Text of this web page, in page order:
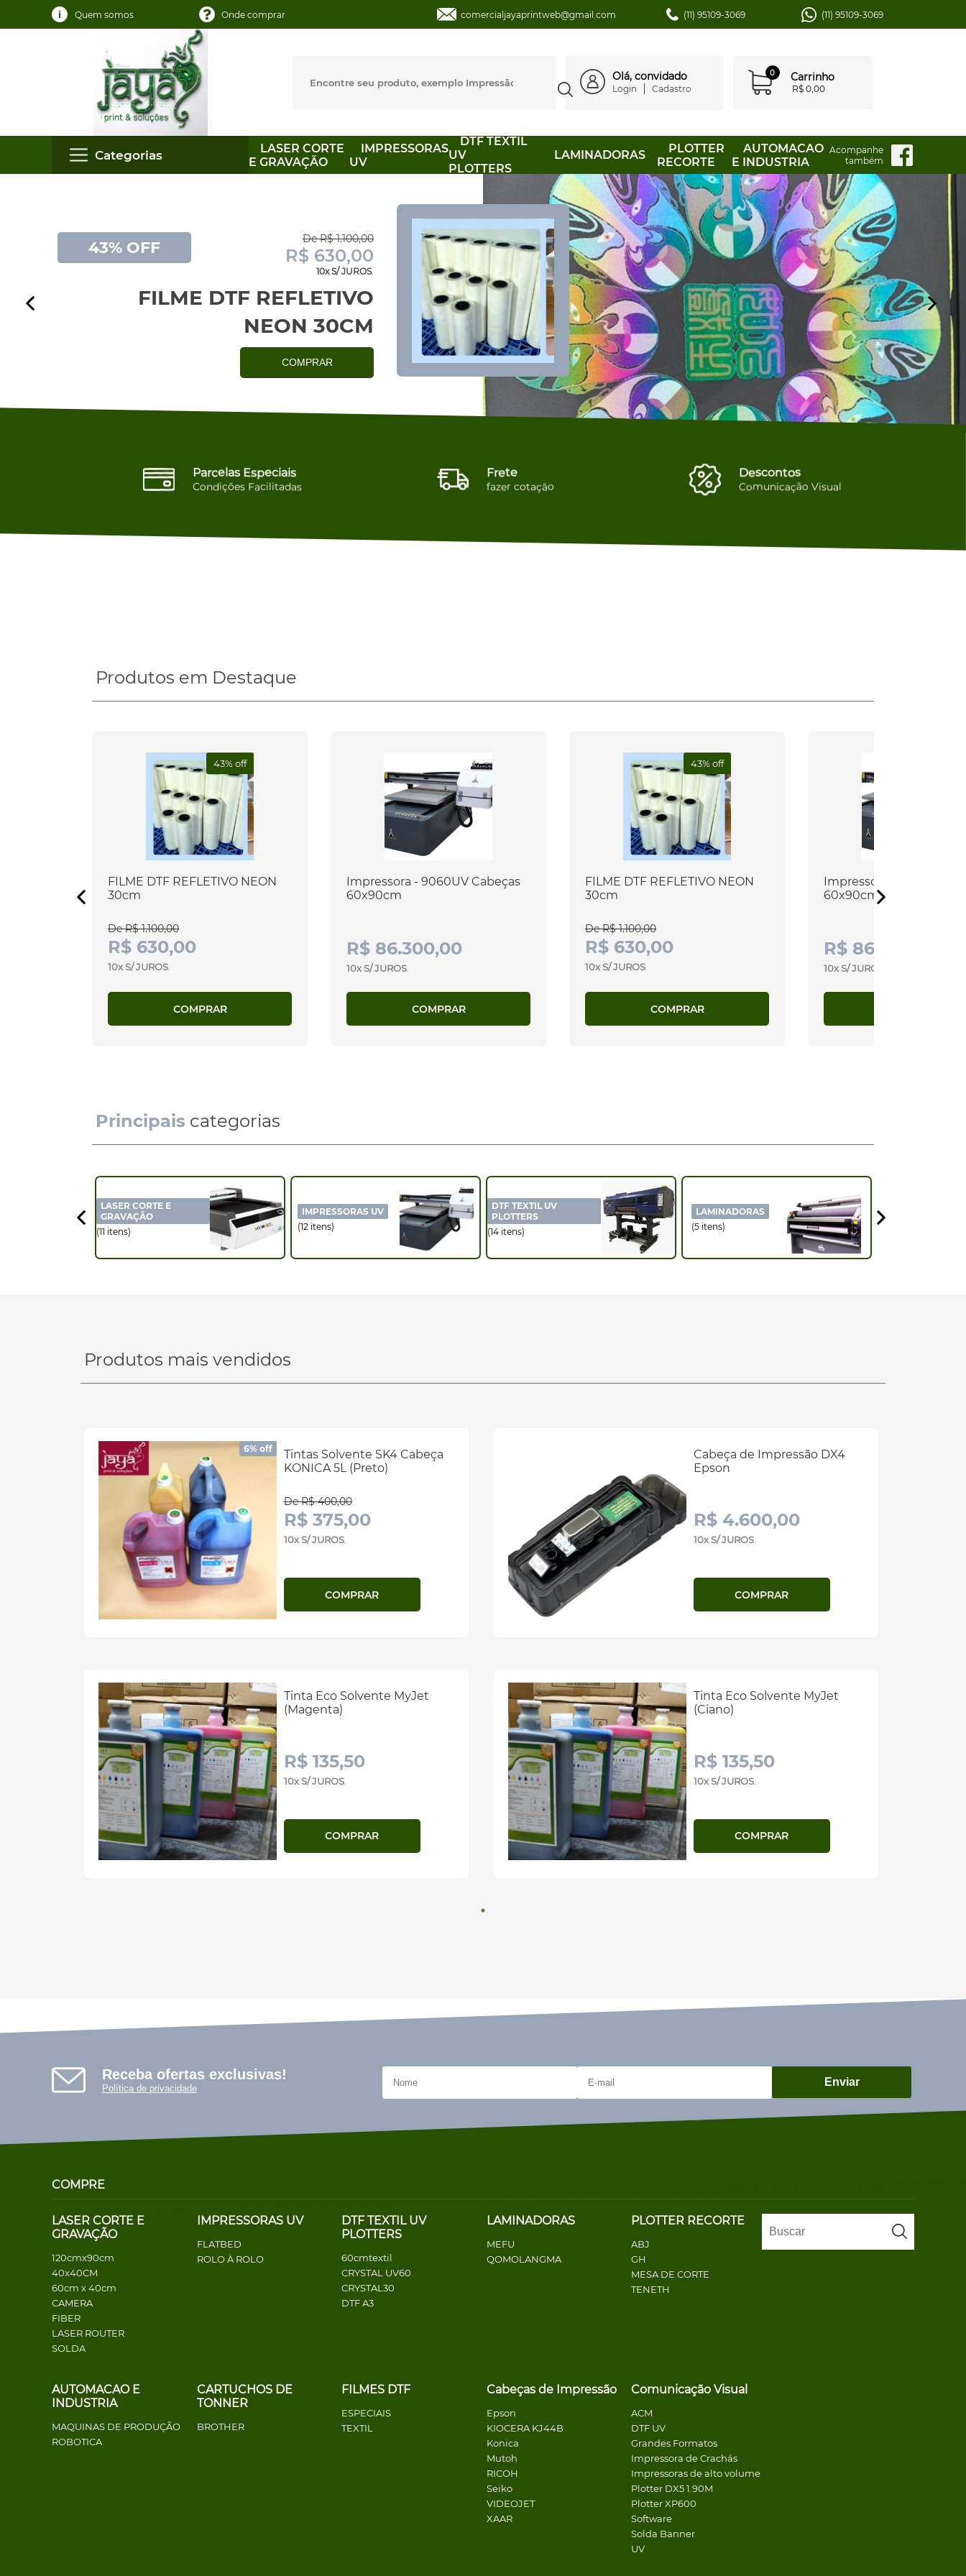
Quem somos Onde comprar comercialjayaprintweb@gmail.com (11) 95109-3069 (11) 95109-3069
Olá, convidado
Login Cadastro
0 Carrinho
R$ 0,00
Categorias
LASER CORTE
E GRAVAÇÃO
IMPRESSORAS
UV
DTF TEXTIL
UV
PLOTTERS
LAMINADORAS
PLOTTER
RECORTE
AUTOMACAO
E INDUSTRIA
Acompanhe
também
43% OFF De R$ 1.100,00
R$ 630,00
10x S/ JUROS.
FILME DTF REFLETIVO
NEON 30CM
COMPRAR
Parcelas Especiais
Condições Facilitadas
Frete
fazer cotação
Descontos
Comunicação Visual
Produtos em Destaque
43% off
FILME DTF REFLETIVO NEON
30cm
De R$ 1.100,00
R$ 630,00
10x S/ JUROS
COMPRAR
Impressora - 9060UV Cabeças
60x90cm
R$ 86.300,00
10x S/ JUROS
COMPRAR
43% off
FILME DTF REFLETIVO NEON
30cm
De R$ 1.100,00
R$ 630,00
10x S/ JUROS
COMPRAR
Impressora - 9060UV
60x90cm
R$ 86.300,00
10x S/ JUROS
Principais categorias
LASER CORTE E
GRAVAÇÃO
(11 itens)
IMPRESSORAS UV
(12 itens)
DTF TEXTIL UV
PLOTTERS
(14 itens)
LAMINADORAS
(5 itens)
Produtos mais vendidos
6% off
Tintas Solvente SK4 Cabeça
KONICA 5L (Preto)
De R$ 400,00
R$ 375,00
10x S/ JUROS.
COMPRAR
Tinta Eco Solvente MyJet
(Magenta)
R$ 135,50
10x S/ JUROS.
COMPRAR
Cabeça de Impressão DX4
Epson
R$ 4.600,00
10x S/ JUROS.
COMPRAR
Tinta Eco Solvente MyJet
(Ciano)
R$ 135,50
10x S/ JUROS.
COMPRAR
Receba ofertas exclusivas!
Política de privacidade
Enviar
COMPRE
LASER CORTE E
GRAVAÇÃO
120cmx90cm
40x40CM
60cm x 40cm
CAMERA
FIBER
LASER ROUTER
SOLDA
IMPRESSORAS UV
FLATBED
ROLO À ROLO
DTF TEXTIL UV
PLOTTERS
60cmtextil
CRYSTAL UV60
CRYSTAL30
DTF A3
LAMINADORAS
MEFU
QOMOLANGMA
PLOTTER RECORTE
ABJ
GH
MESA DE CORTE
TENETH
AUTOMACAO E
INDUSTRIA
MAQUINAS DE PRODUÇÃO
ROBOTICA
CARTUCHOS DE
TONNER
BROTHER
FILMES DTF
ESPECIAIS
TEXTIL
Cabeças de Impressão
Epson
KIOCERA KJ44B
Konica
Mutoh
RICOH
Seiko
VIDEOJET
XAAR
Comunicação Visual
ACM
DTF UV
Grandes Formatos
Impressora de Crachás
Impressoras de alto volume
Plotter DX5 1.90M
Plotter XP600
Software
Solda Banner
UV